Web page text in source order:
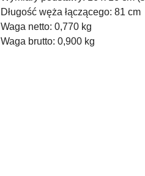
Długość węża łączącego: 81 cm
Waga netto: 0,770 kg
Waga brutto: 0,900 kg